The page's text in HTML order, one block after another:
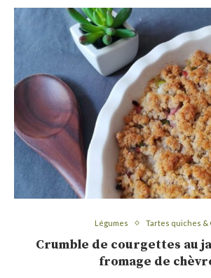
Légumes Tartes quiches &
Crumble de courgettes au
fromage de